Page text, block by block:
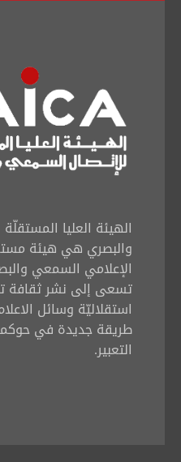
الهيئة العليا
والبصري هي هيئة
الإعلامي السمعي
تسعى إلى نشر ثقافة
استقلاليّة وسائل
طريقة جديدة في حوكمة
التعبير.